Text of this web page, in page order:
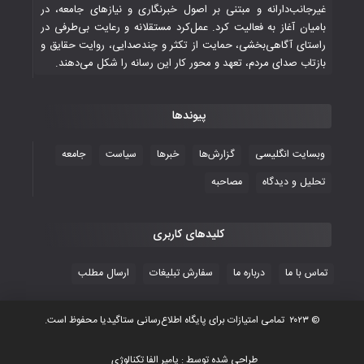
جوانان فوتسالیست کشور با گلباران تایلند به
فینال رفتند
۲۸ October ۲۰۲۵
با شکست چین، فوتسال‌بازان جوان
۲۶ October ۲۰۲۵
غیرجانب‌دارانه و مبتنی بر اصول خبرنگاری و نیازهای جامعه، در
بامیان آغاز به فعالیت کرد. عمل‌کرد مستقلانه و رعایت بی‌طرفی در
راستای آگاهی‌بخشی، حمایت از تکثر و چندصدایی، روایت حقایق و
بازتاب صدای مردم، تعهد و محور کار این رسانه را شکل می‌دهند.
پیوندها
وبسایت انگلیسی گزارش‌ها خبرها سیاست
جامعه
تحلیل و دیدگاه
مصاحبه
کلیدهای کاربری
تماس با ما درباره ما سفارش تبلیغات ارسال مطلب
© ۲۰۲۳ تمامی امتیازات برای پایگاه اطلاع‌رسانی ستاگیدیا محفوظ است.
طراحى شده توسط : پامیر الفا تكنالوژى